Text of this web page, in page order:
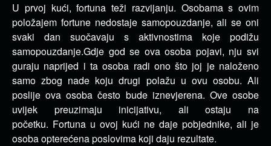
U prvoj kući, fortuna teži razvijanju. Osobama s ovim
položajem fortune nedostaje samopouzdanje, ali se oni
svaki dan suočavaju s aktivnostima koje podižu
samopouzdanje.Gdje god se ova osoba pojavi, nju svi
guraju naprijed i ta osoba radi ono što joj je naloženo
samo zbog nade koju drugi polažu u ovu osobu. Ali
poslije ova osoba često bude iznevjerena. Ove osobe
uvijek preuzimaju inicijativu, ali ostaju na
početku. Fortuna u ovoj kući ne daje pobjednike, ali je
osoba opterećena poslovima koji daju rezultate.